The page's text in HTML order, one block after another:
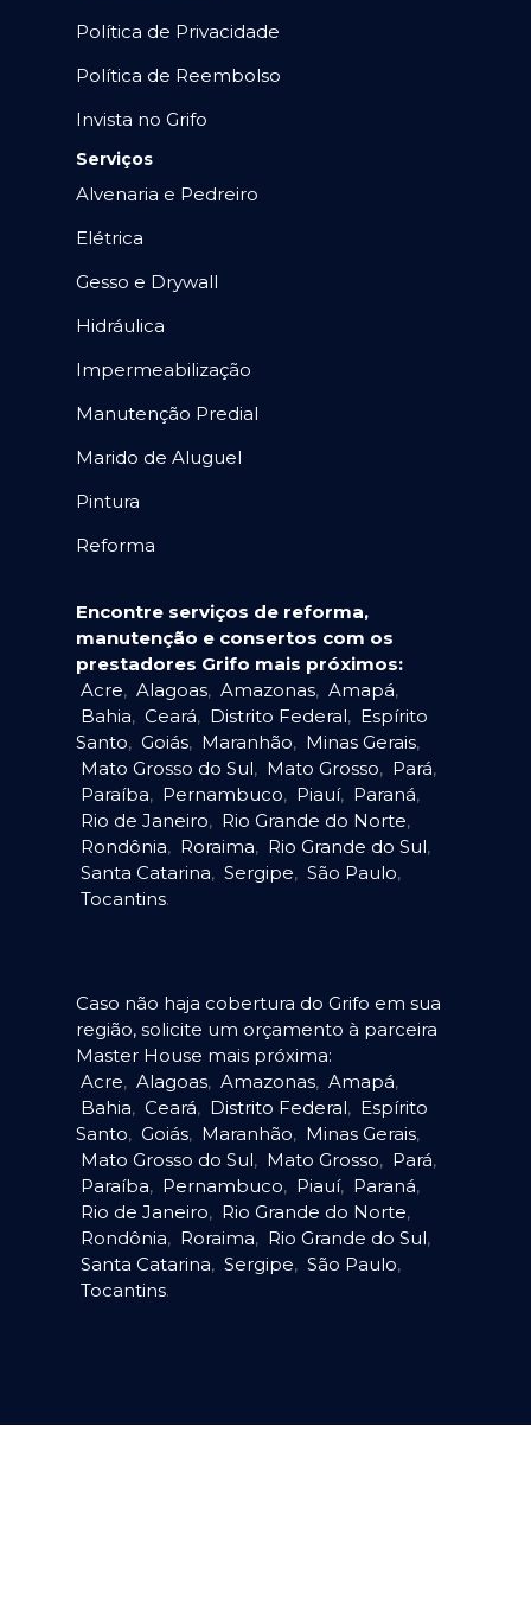
Política de Privacidade
Política de Reembolso
Invista no Grifo
Serviços
Alvenaria e Pedreiro
Elétrica
Gesso e Drywall
Hidráulica
Impermeabilização
Manutenção Predial
Marido de Aluguel
Pintura
Reforma
Encontre serviços de reforma,
manutenção e consertos com os
prestadores Grifo mais próximos:
Acre, Alagoas, Amazonas, Amapá,
Bahia, Ceará, Distrito Federal, Espírito
Santo, Goiás, Maranhão, Minas Gerais,
Mato Grosso do Sul, Mato Grosso, Pará,
Paraíba, Pernambuco, Piauí, Paraná,
Rio de Janeiro, Rio Grande do Norte,
Rondônia, Roraima, Rio Grande do Sul,
Santa Catarina, Sergipe, São Paulo,
Tocantins.
Caso não haja cobertura do Grifo em sua
região, solicite um orçamento à parceira
Master House mais próxima:
Acre, Alagoas, Amazonas, Amapá,
Bahia, Ceará, Distrito Federal, Espírito
Santo, Goiás, Maranhão, Minas Gerais,
Mato Grosso do Sul, Mato Grosso, Pará,
Paraíba, Pernambuco, Piauí, Paraná,
Rio de Janeiro, Rio Grande do Norte,
Rondônia, Roraima, Rio Grande do Sul,
Santa Catarina, Sergipe, São Paulo,
Tocantins.